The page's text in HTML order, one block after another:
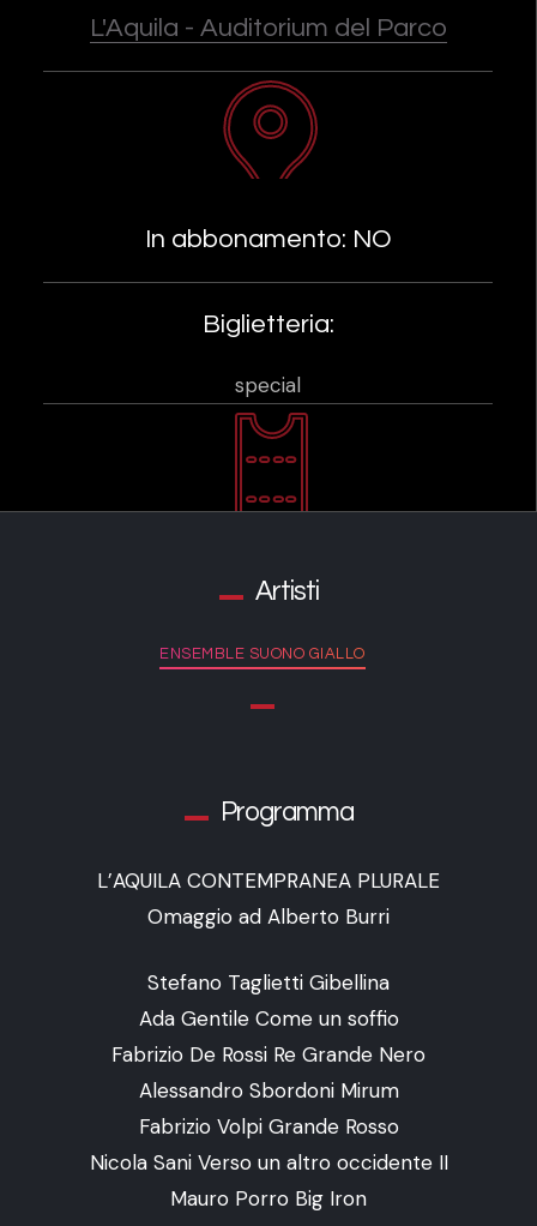
L'Aquila - Auditorium del Parco
In abbonamento: NO
Biglietteria:
special
Artisti
ENSEMBLE SUONO GIALLO
Programma
L’AQUILA CONTEMPRANEA PLURALE
Omaggio ad Alberto Burri
Stefano Taglietti Gibellina
Ada Gentile Come un soffio
Fabrizio De Rossi Re Grande Nero
Alessandro Sbordoni Mirum
Fabrizio Volpi Grande Rosso
Nicola Sani Verso un altro occidente II
Mauro Porro Big Iron